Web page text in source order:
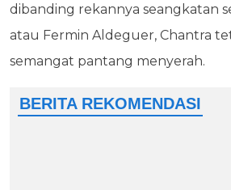
dibanding rekannya seangkatan
atau Fermin Aldeguer, Chantra
semangat pantang menyerah.